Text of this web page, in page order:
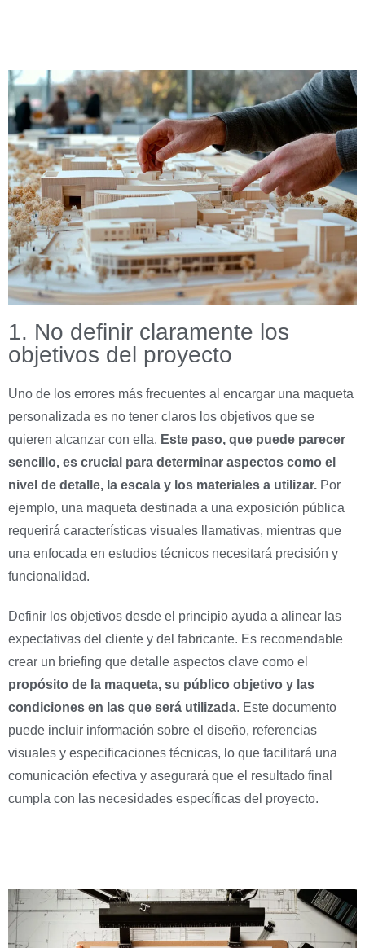
1. No definir claramente los
objetivos del proyecto
Uno de los errores más frecuentes al encargar una maqueta
personalizada es no tener claros los objetivos que se
quieren alcanzar con ella. Este paso, que puede parecer
sencillo, es crucial para determinar aspectos como el
nivel de detalle, la escala y los materiales a utilizar. Por
ejemplo, una maqueta destinada a una exposición pública
requerirá características visuales llamativas, mientras que
una enfocada en estudios técnicos necesitará precisión y
funcionalidad.
Definir los objetivos desde el principio ayuda a alinear las
expectativas del cliente y del fabricante. Es recomendable
crear un briefing que detalle aspectos clave como el
propósito de la maqueta, su público objetivo y las
condiciones en las que será utilizada. Este documento
puede incluir información sobre el diseño, referencias
visuales y especificaciones técnicas, lo que facilitará una
comunicación efectiva y asegurará que el resultado final
cumpla con las necesidades específicas del proyecto.